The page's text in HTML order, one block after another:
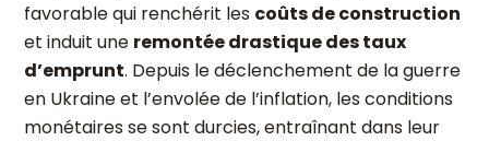
favorable qui renchérit les coûts de construction
et induit une remontée drastique des taux
d’emprunt. Depuis le déclenchement de la guerre
en Ukraine et l’envolée de l’inflation, les conditions
monétaires se sont durcies, entraînant dans leur